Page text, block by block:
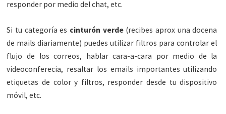
responder por medio del chat, etc.
Si tu categoría es cinturón verde (recibes aprox una docena
de mails diariamente) puedes utilizar filtros para controlar el
flujo de los correos, hablar cara-a-cara por medio de la
videoconferecia, resaltar los emails importantes utilizando
etiquetas de color y filtros, responder desde tu dispositivo
móvil, etc.